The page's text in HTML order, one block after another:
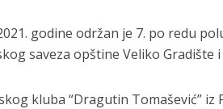
godine održan je 7. po redu
saveza opštine Veliko
kluba “Dragutin Tomašević” iz